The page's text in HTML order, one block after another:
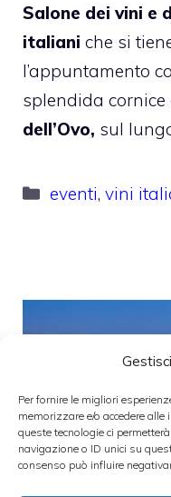
Per fornire le migliori
memorizzare e/o accedere
queste tecnologie ci
navigazione o ID unici su
consenso può influire
Salone dei vini e
italiani che si
l’appuntamento
splendida
dell’Ovo, sul
Categorie
eventi,vini